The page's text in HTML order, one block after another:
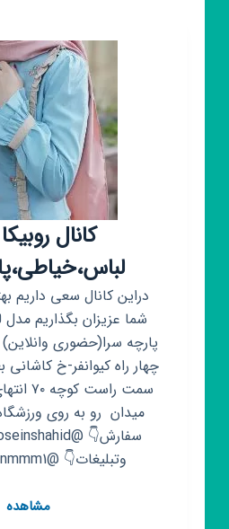
کانال
دراین کانال سعی داریم
شما عزیزان بگذاریم
پارچه سرا(حضوری
چهار راه کیوانفر-خ
سمت
میدان رو به روی
وتبلیغات👇 @Mmmmmmnmmm1
مشاهده